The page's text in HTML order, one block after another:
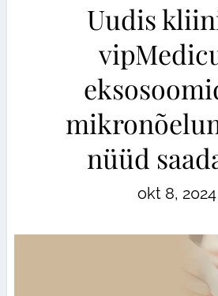
Uudis
nüüd
okt 8, 2024